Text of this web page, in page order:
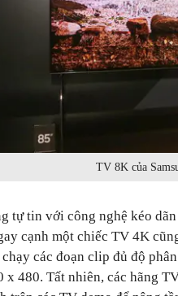
TV 8K của
tự tin với công nghệ kéo
cạnh một chiếc TV 4K
các đoạn clip đủ độ
x 480. Tất nhiên, các hãng